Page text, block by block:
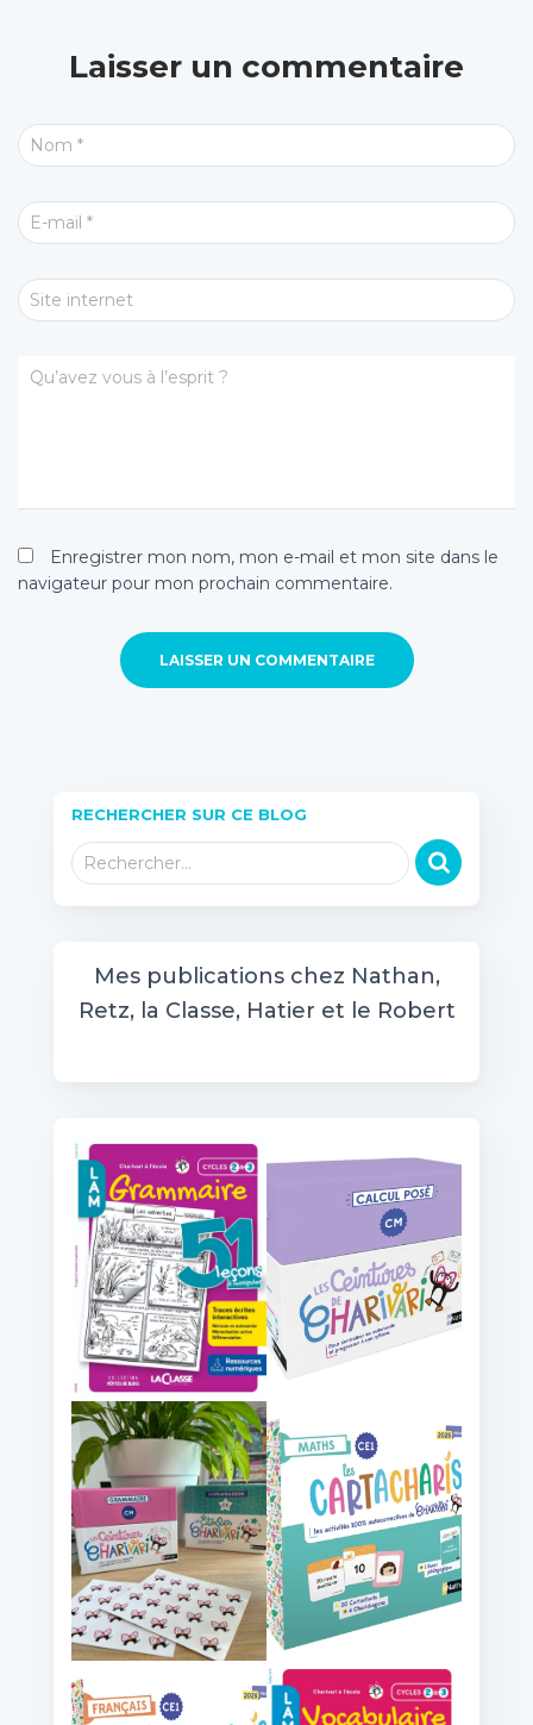
Laisser un commentaire
Nom *
E-mail *
Site internet
Qu’avez vous à l’esprit ?
Enregistrer mon nom, mon e-mail et mon site dans le
navigateur pour mon prochain commentaire.
RECHERCHER SUR CE BLOG
R Rechercher…
Mes publications chez Nathan,
Retz, la Classe, Hatier et le Robert